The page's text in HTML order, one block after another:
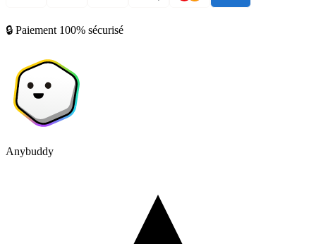
🔒 Paiement 100% sécurisé
Anybuddy